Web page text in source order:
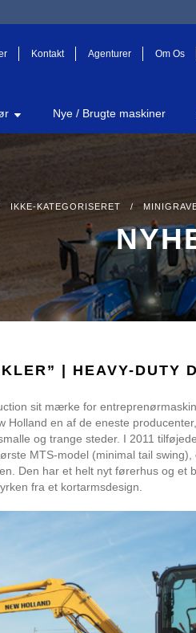
Kontakt Agenturer Om Os
Nye / Brugte maskiner
IKKE-KATEGORISERET /
| HEAVY-DUTY
sit mærke for
Holland en af de eneste
og trange steder. I 2011
MTS-model (minimal tail
Den har et helt nyt førerhus og et
fra et kortarmsdesign.